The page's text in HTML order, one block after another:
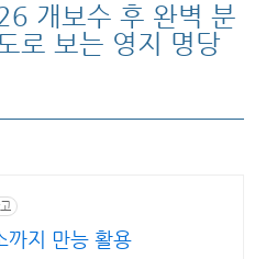
개보수 후 완벽 분
로 보는 영지 명당
까지 만능 활용